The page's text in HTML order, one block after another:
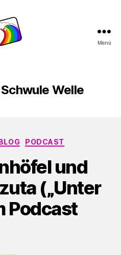
Menü
Schwule Welle
Kategorien
PODCAST
und
(„Unter
Podcast